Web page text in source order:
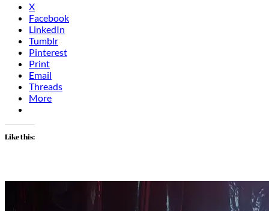
X
Facebook
LinkedIn
Tumblr
Pinterest
Print
Email
Threads
More
Like this: